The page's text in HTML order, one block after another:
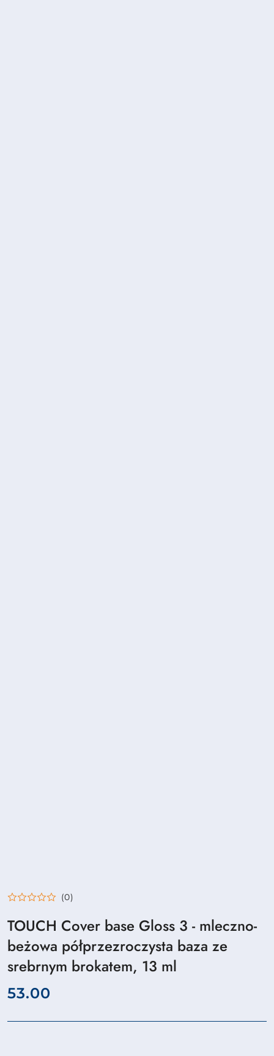
(0)
TOUCH Cover base Gloss 3 - mleczno-
beżowa półprzezroczysta baza ze
srebrnym brokatem, 13 ml
cena:
53.00